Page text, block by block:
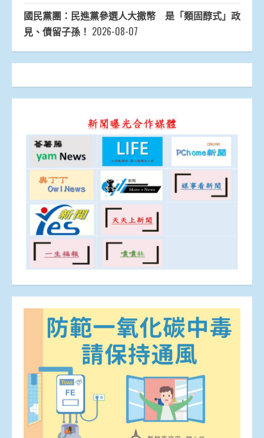
國民黨團：民進黨參選人大撒幣 是「類固醇式」政
見、債留子孫！ 2026-08-07